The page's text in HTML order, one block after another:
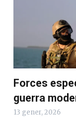
Forces
guerra
13 gener, 2026